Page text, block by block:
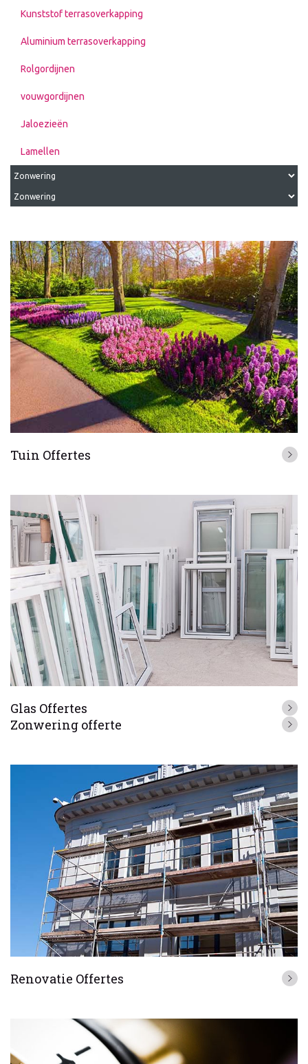
Kunststof terrasoverkapping
Aluminium terrasoverkapping
Rolgordijnen
vouwgordijnen
Jaloezieën
Lamellen
Tuin Offertes
Glas Offertes
Zonwering offerte
Renovatie Offertes